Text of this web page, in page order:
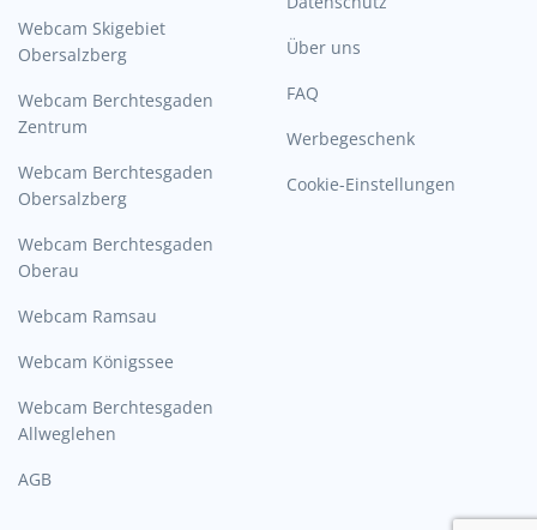
Webcam Skigebiet
Obersalzberg
Webcam Berchtesgaden
Zentrum
Webcam Berchtesgaden
Obersalzberg
Webcam Berchtesgaden
Oberau
Webcam Ramsau
Webcam Königssee
Webcam Berchtesgaden
Allweglehen
AGB
Über uns
FAQ
Werbegeschenk
Cookie-Einstellungen